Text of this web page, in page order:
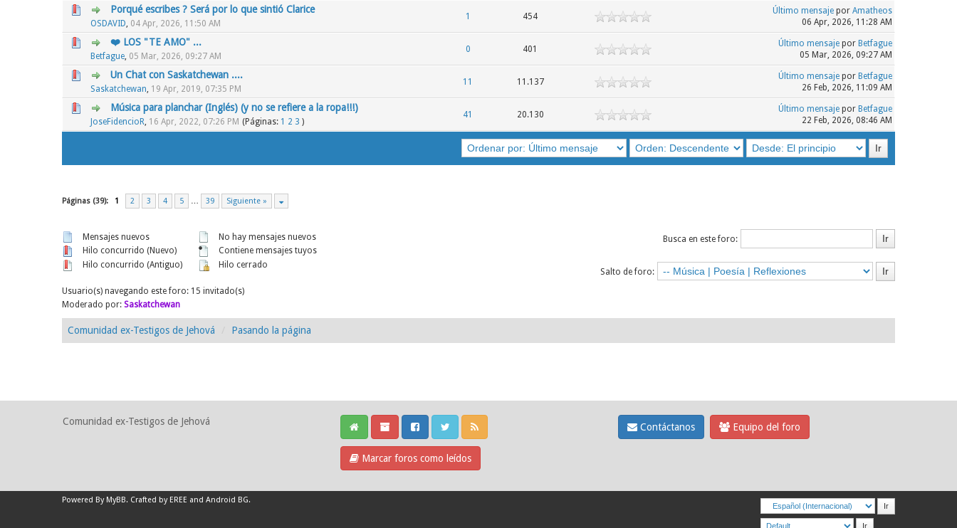
Porqué escribes ? Será por lo que sintió Clarice
OSDAVID 04 Apr, 2026, 11:50 AM
1 454
0 voto(s) - Media 0 de 5
123 45 Último mensajepor Amatheos
06 Apr, 2026, 11:28 AM
❤️ LOS "TE AMO" ...
Betfague 05 Mar, 2026, 09:27 AM
0 401
0 voto(s) - Media 0 de 5 Último mensajepor Betfague
05 Mar, 2026, 09:27 AM
Un Chat con Saskatchewan ....
Saskatchewan 19 Apr, 2019, 07:35 PM
11 11.137
0 voto(s) - Media 0 de 5
1 Último mensajepor Betfague
26 Feb, 2026, 11:09 AM
Música para planchar (Inglés) (y no se refiere a la ropa!!!)
JoseFidencioR 16 Apr, 2022, 07:26 PM (Páginas: 1 2 3 )
41 20.130
0 voto(s) - Media 0 de 5
1 234 5 Último mensajepor Betfague
22 Feb, 2026, 08:46 AM
Páginas (39): 1 2 3 4 5 … 39 Siguiente »
Mensajes nuevos
Hilo concurrido (Nuevo)
Hilo concurrido (Antiguo)
No hay mensajes nuevos
Contiene mensajes tuyos
Hilo cerrado
Busca en este foro:
Salto de foro:
Usuario(s) navegando este foro: 15 invitado(s)
Moderado por: Saskatchewan
Comunidad ex-Testigos de Jehová Pasando la página
Comunidad ex-Testigos de Jehová
Marcar foros como leídos
Contáctanos Equipo del foro
Powered By MyBB. Crafted by EREE and Android BG.